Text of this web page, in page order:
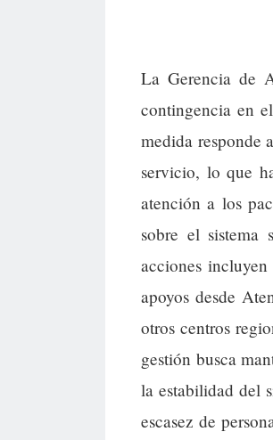
La Gerencia de
contingencia en
medida responde
servicio, lo que
atención a los
sobre el sistema
acciones
apoyos desde
otros centros
gestión busca
la estabilidad del
escasez de